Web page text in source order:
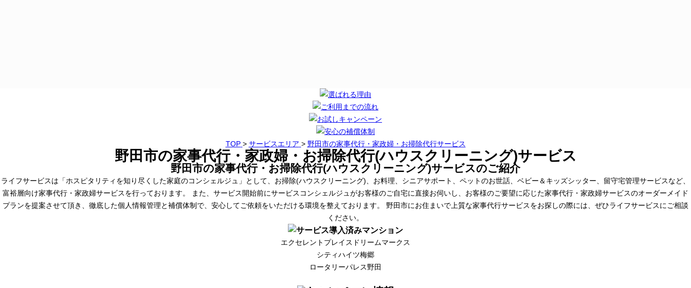
TOP > サービスエリア > 野田市の家事代行・家政婦・お掃除代行サービス
野田市の家事代行・家政婦・お掃除代行(ハウスクリーニング)サービス
野田市の家事代行・お掃除代行(ハウスクリーニング)サービスのご紹介
ライフサービスは「ホスピタリティを知り尽くした家庭のコンシェルジュ」として、お掃除(ハウスクリーニング)、お料理、シニアサポート、ペットのお世話、ベビー＆キッズシッター、留守宅管理サービスなど、
富裕層向け家事代行・家政婦サービスを行っております。 また、サービス開始前にサービスコンシェルジュがお客様のご自宅に直接お伺いし、お客様のご要望に応じた家事代行・家政婦サービスのオーダーメイド
プランを提案させて頂き、徹底した個人情報管理と補償体制で、安心してご依頼をいただける環境を整えております。 野田市にお住まいで上質な家事代行サービスをお探しの際には、ぜひライフサービスにご相談
ください。
エクセレントプレイスドリームマークス
シティハイツ梅郷
ロータリーパレス野田